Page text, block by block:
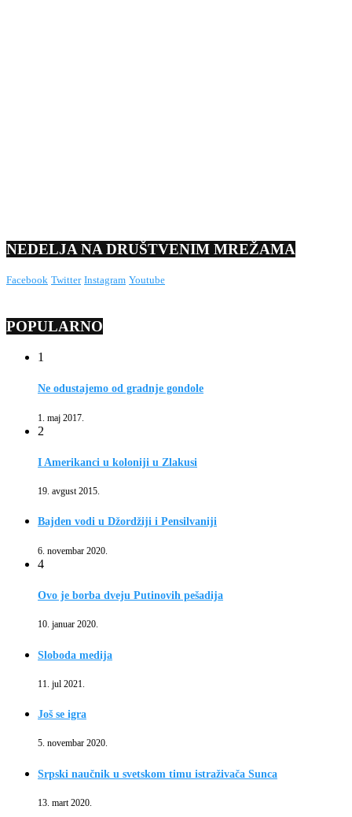
NEDELJA NA DRUŠTVENIM MREŽAMA
Facebook Twitter Instagram Youtube
POPULARNO
1
Ne odustajemo od gradnje gondole
1. maj 2017.
2
I Amerikanci u koloniji u Zlakusi
19. avgust 2015.
Bajden vodi u Džordžiji i Pensilvaniji
6. novembar 2020.
4
Ovo je borba dveju Putinovih pešadija
10. januar 2020.
Sloboda medija
11. jul 2021.
Još se igra
5. novembar 2020.
Srpski naučnik u svetskom timu istraživača Sunca
13. mart 2020.